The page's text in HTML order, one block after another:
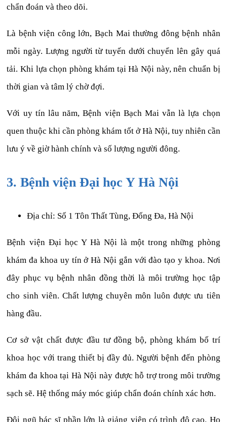
chẩn đoán và theo dõi.
Là bệnh viện công lớn, Bạch Mai thường đông bệnh nhân
mỗi ngày. Lượng người từ tuyến dưới chuyển lên gây quá
tải. Khi lựa chọn phòng khám tại Hà Nội này, nên chuẩn bị
thời gian và tâm lý chờ đợi.
Với uy tín lâu năm, Bệnh viện Bạch Mai vẫn là lựa chọn
quen thuộc khi cần phòng khám tốt ở Hà Nội, tuy nhiên cần
lưu ý về giờ hành chính và số lượng người đông.
3. Bệnh viện Đại học Y Hà Nội
Địa chỉ: Số 1 Tôn Thất Tùng, Đống Đa, Hà Nội
Bệnh viện Đại học Y Hà Nội là một trong những phòng
khám đa khoa uy tín ở Hà Nội gắn với đào tạo y khoa. Nơi
đây phục vụ bệnh nhân đồng thời là môi trường học tập
cho sinh viên. Chất lượng chuyên môn luôn được ưu tiên
hàng đầu.
Cơ sở vật chất được đầu tư đồng bộ, phòng khám bố trí
khoa học với trang thiết bị đầy đủ. Người bệnh đến phòng
khám đa khoa tại Hà Nội này được hỗ trợ trong môi trường
sạch sẽ. Hệ thống máy móc giúp chẩn đoán chính xác hơn.
Đội ngũ bác sĩ phần lớn là giảng viên có trình độ cao. Họ